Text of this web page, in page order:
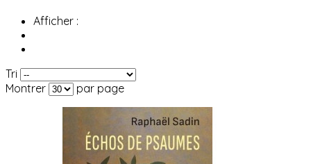
Afficher :
Tri
Montrer
par page